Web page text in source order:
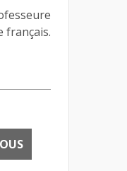
français.